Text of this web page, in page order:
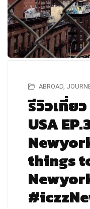
ABROAD
รีวิวเที่ย
USA
things